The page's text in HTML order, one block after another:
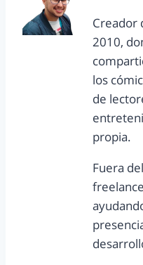
Creador
2010,
los
de
propia.
Fuera